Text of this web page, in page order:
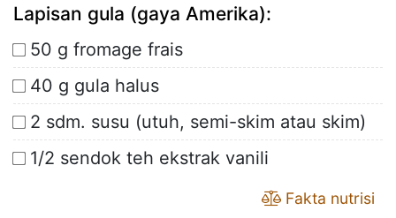
Lapisan gula (gaya Amerika):
50 g fromage frais
40 g gula halus
2 sdm. susu (utuh, semi-skim atau skim)
1/2 sendok teh ekstrak vanili
Fakta nutrisi